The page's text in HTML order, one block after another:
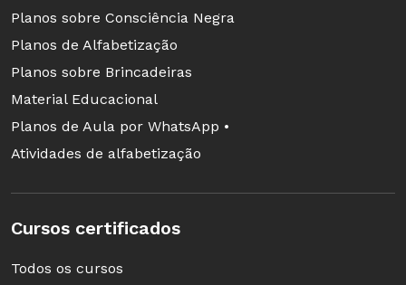
Planos sobre Consciência Negra
Planos de Alfabetização
Planos sobre Brincadeiras
Material Educacional
Planos de Aula por WhatsApp •
Atividades de alfabetização
Cursos certificados
Todos os cursos